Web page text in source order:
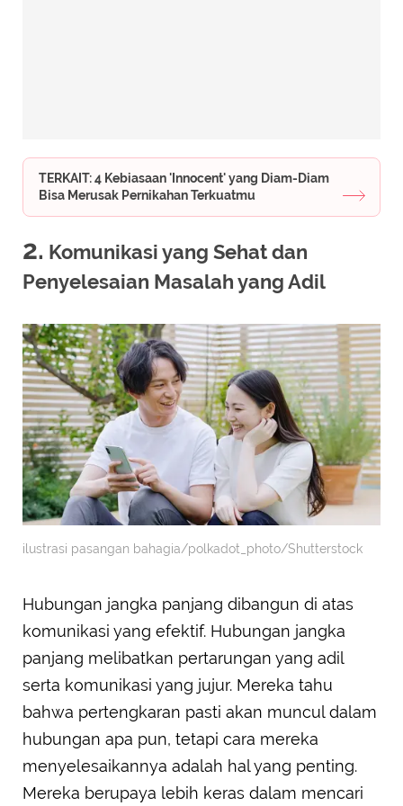
TERKAIT: 4 Kebiasaan 'Innocent' yang Diam-Diam
Bisa Merusak Pernikahan Terkuatmu
2. Komunikasi yang Sehat dan
Penyelesaian Masalah yang Adil
ilustrasi pasangan bahagia/polkadot_photo/Shutterstock
Hubungan jangka panjang dibangun di atas
komunikasi yang efektif. Hubungan jangka
panjang melibatkan pertarungan yang adil
serta komunikasi yang jujur. Mereka tahu
bahwa pertengkaran pasti akan muncul dalam
hubungan apa pun, tetapi cara mereka
menyelesaikannya adalah hal yang penting.
Mereka berupaya lebih keras dalam mencari